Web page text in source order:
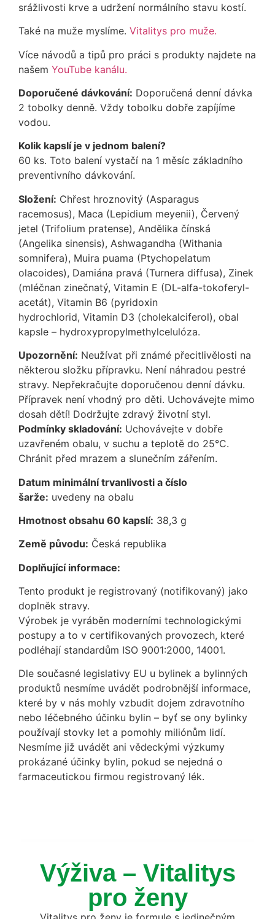
srážlivosti krve a udržení normálního stavu kostí.
Také na muže myslíme. Vitalitys pro muže.
Více návodů a tipů pro práci s produkty najdete na
našem YouTube kanálu.
Doporučené dávkování: Doporučená denní dávka
2 tobolky denně. Vždy tobolku dobře zapíjíme
vodou.
Kolik kapslí je v jednom balení?
60 ks. Toto balení vystačí na 1 měsíc základního
preventivního dávkování.
Složení: Chřest hroznovitý (Asparagus
racemosus), Maca (Lepidium meyenii), Červený
jetel (Trifolium pratense), Andělika čínská
(Angelika sinensis), Ashwagandha (Withania
somnifera), Muira puama (Ptychopelatum
olacoides), Damiána pravá (Turnera diffusa), Zinek
(mléčnan zinečnatý, Vitamin E (DL-alfa-tokoferyl-
acetát), Vitamin B6 (pyridoxin
hydrochlorid, Vitamin D3 (cholekalciferol), obal
kapsle – hydroxypropylmethylcelulóza.
Upozornění: Neužívat při známé přecitlivělosti na
některou složku přípravku. Není náhradou pestré
stravy. Nepřekračujte doporučenou denní dávku.
Přípravek není vhodný pro děti. Uchovávejte mimo
dosah dětí! Dodržujte zdravý životní styl.
Podmínky skladování: Uchovávejte v dobře
uzavřeném obalu, v suchu a teplotě do 25°C.
Chránit před mrazem a slunečním zářením.
Datum minimální trvanlivosti a číslo
šarže: uvedeny na obalu
Hmotnost obsahu 60 kapslí: 38,3 g
Země původu: Česká republika
Doplňující informace:
Tento produkt je registrovaný (notifikovaný) jako
doplněk stravy.
Výrobek je vyráběn moderními technologickými
postupy a to v certifikovaných provozech, které
podléhají standardům ISO 9001:2000, 14001.
Dle současné legislativy EU u bylinek a bylinných
produktů nesmíme uvádět podrobnější informace,
které by v nás mohly vzbudit dojem zdravotního
nebo léčebného účinku bylin – byť se ony bylinky
používají stovky let a pomohly miliónům lidí.
Nesmíme již uvádět ani vědeckými výzkumy
prokázané účinky bylin, pokud se nejedná o
farmaceutickou firmou registrovaný lék.
Výživa – Vitalitys
pro ženy